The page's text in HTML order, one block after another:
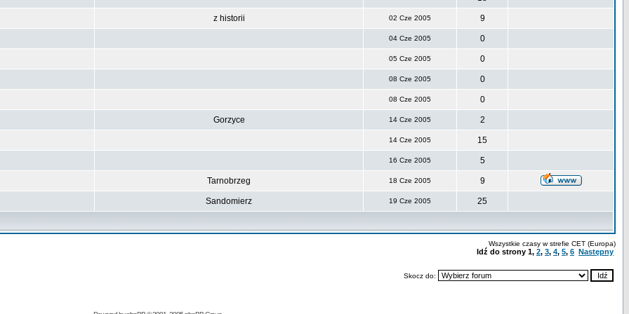
z historii 02 Cze 2005 9
04 Cze 2005 0
05 Cze 2005 0
08 Cze 2005 0
08 Cze 2005 0
Gorzyce 14 Cze 2005 2
14 Cze 2005 15
16 Cze 2005 5
Tarnobrzeg 18 Cze 2005 9
Sandomierz 19 Cze 2005 25
Wszystkie czasy w strefie CET (Europa)
Idź do strony 1, 2, 3, 4, 5, 6 Następny
Skocz do: